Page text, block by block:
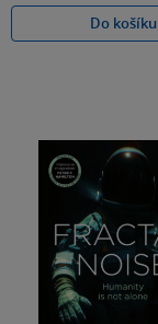
Do košíku